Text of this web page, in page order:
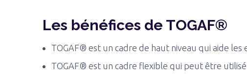
Les bénéfices de TOGAF®
TOGAF® est un cadre de haut niveau qui aide
TOGAF® est un cadre flexible qui peut être